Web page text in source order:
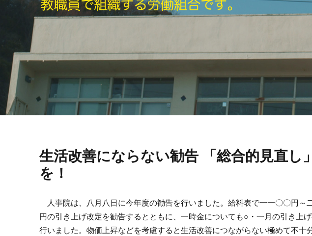
生活改善にならない勧告 「総合的見直し
を！
人事院は、八月八日に今年度の勧告を行いました。給料表で一一〇〇円～
円の引き上げ改定を勧告するとともに、一時金についても○・一月の引き上
行いました。物価上昇などを考慮すると生活改善につながらない極めて不十